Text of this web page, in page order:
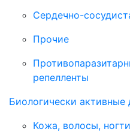
Сердечно-
Прочие
репелленты
Биологически активные
Кожа, волосы, ногти